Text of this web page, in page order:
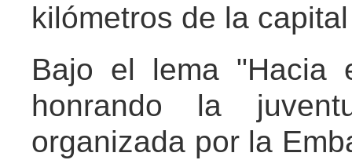
kilómetros de la
Bajo el lema "Hacia
honrando la
organizada por la